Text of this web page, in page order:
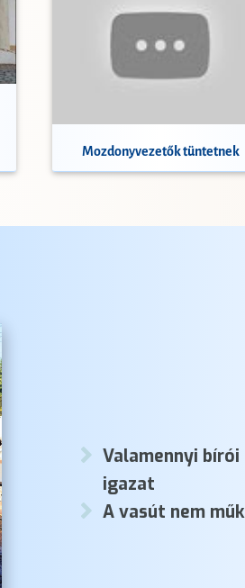
Mozdonyvezetők tüntetnek
Valamennyi
igazat
A vasút nem